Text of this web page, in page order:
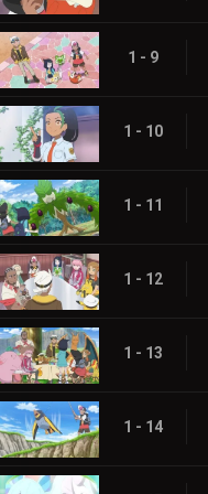
1 - 9
1 - 10
1 - 11
1 - 12
1 - 13
1 - 14